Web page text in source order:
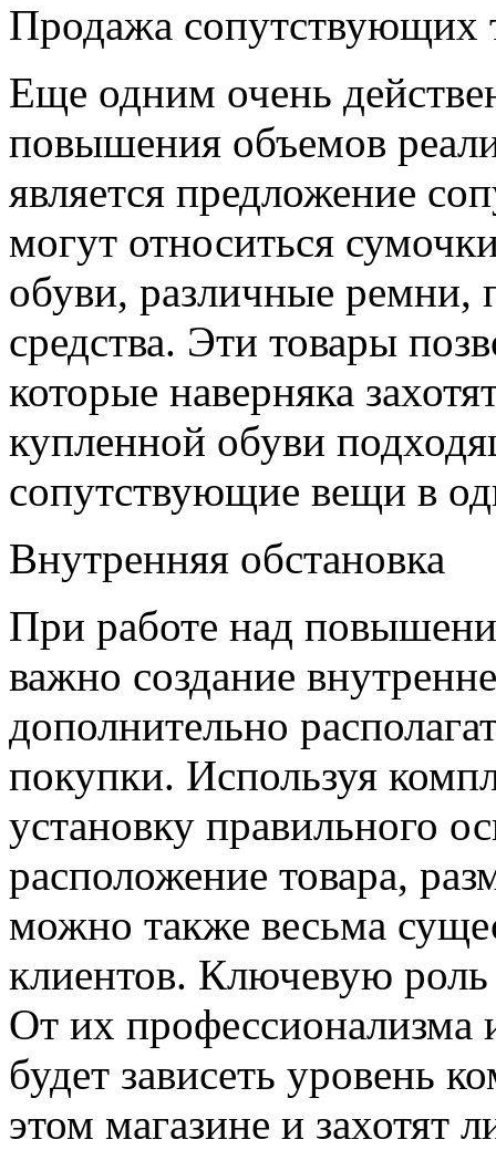
Продажа сопутствующих
Еще одним очень
повышения объемов
является предложение
могут относиться
обуви, различные
средства. Эти товары
которые наверняка
купленной обуви
сопутствующие вещи в
Внутренняя обстановка
При работе над
важно создание
дополнительно
покупки. Используя
установку правильного
расположение товара,
можно также весьма
клиентов. Ключевую
От их профессионализма
будет зависеть уровень
этом магазине и захотят